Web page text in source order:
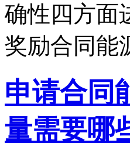
确性四方面
奖励合同能
申请合同
量需要哪